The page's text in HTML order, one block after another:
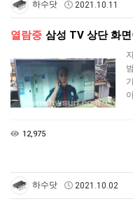
하수닷 2021.10.11
열람중 삼성 TV 상단 화
12,975
하수닷 2021.10.02